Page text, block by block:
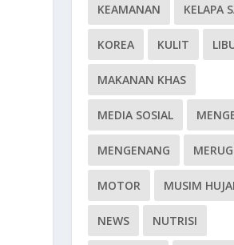
KEAMANAN KELAPA
KOREA KULIT
MAKANAN KHAS
MEDIA SOSIAL
MENGENANG
MOTOR MUSIM
NEWS NUTRISI